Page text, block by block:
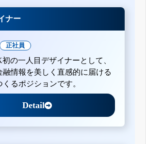
ナー
正社員
の一人目デザイナーとして、
融情報を美しく直感的に届ける
るポジションです。
Detail